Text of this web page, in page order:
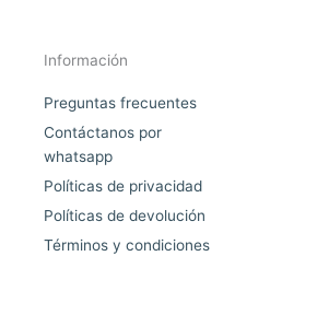
Información
Preguntas frecuentes
Contáctanos por
whatsapp
Políticas de privacidad
Políticas de devolución
Términos y condiciones